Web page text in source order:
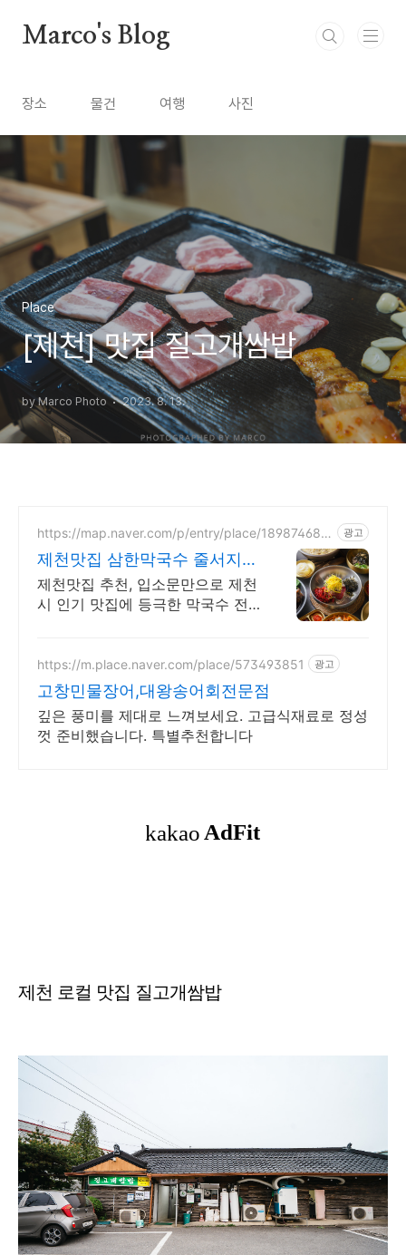
Marco's Blog
장소 물건 여행 사진
Place
[제천] 맛집 질고개쌈밥
by Marco Photo 2023. 8. 13.
https://map.naver.com/p/entry/place/189874685
광고
제천맛집 삼한막국수 줄서지
말고 네이버예약하세요
제천맛집 추천, 입소문만으로 제천
시 인기 맛집에 등극한 막국수 전
https://m.place.naver.com/place/573493851 광고
고창민물장어,대왕송어회전문점
깊은 풍미를 제대로 느껴보세요. 고급식재료로 정성
껏 준비했습니다. 특별추천합니다
제천 로컬 맛집 질고개쌈밥